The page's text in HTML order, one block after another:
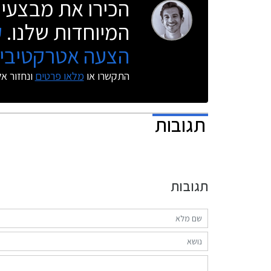
אשראי
במחירים
בעקבות
מציין
היבואן
ו/או
הכירו את
המיוחדות שלנו.
הצעה
התקשרו או מלאו פרטים ונחזור
תגובות
תגובות